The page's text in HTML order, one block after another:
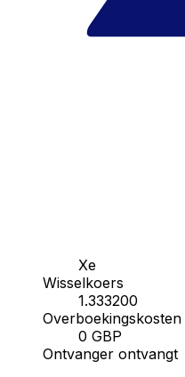
Xe
Wisselkoers
1.333200
Overboekingskosten
0 GBP
Ontvanger ontvangt